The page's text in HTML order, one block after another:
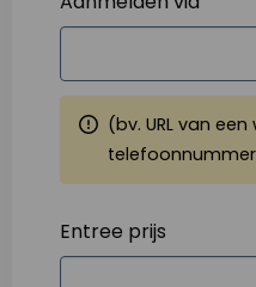
(bv. URL van
Entree prijs